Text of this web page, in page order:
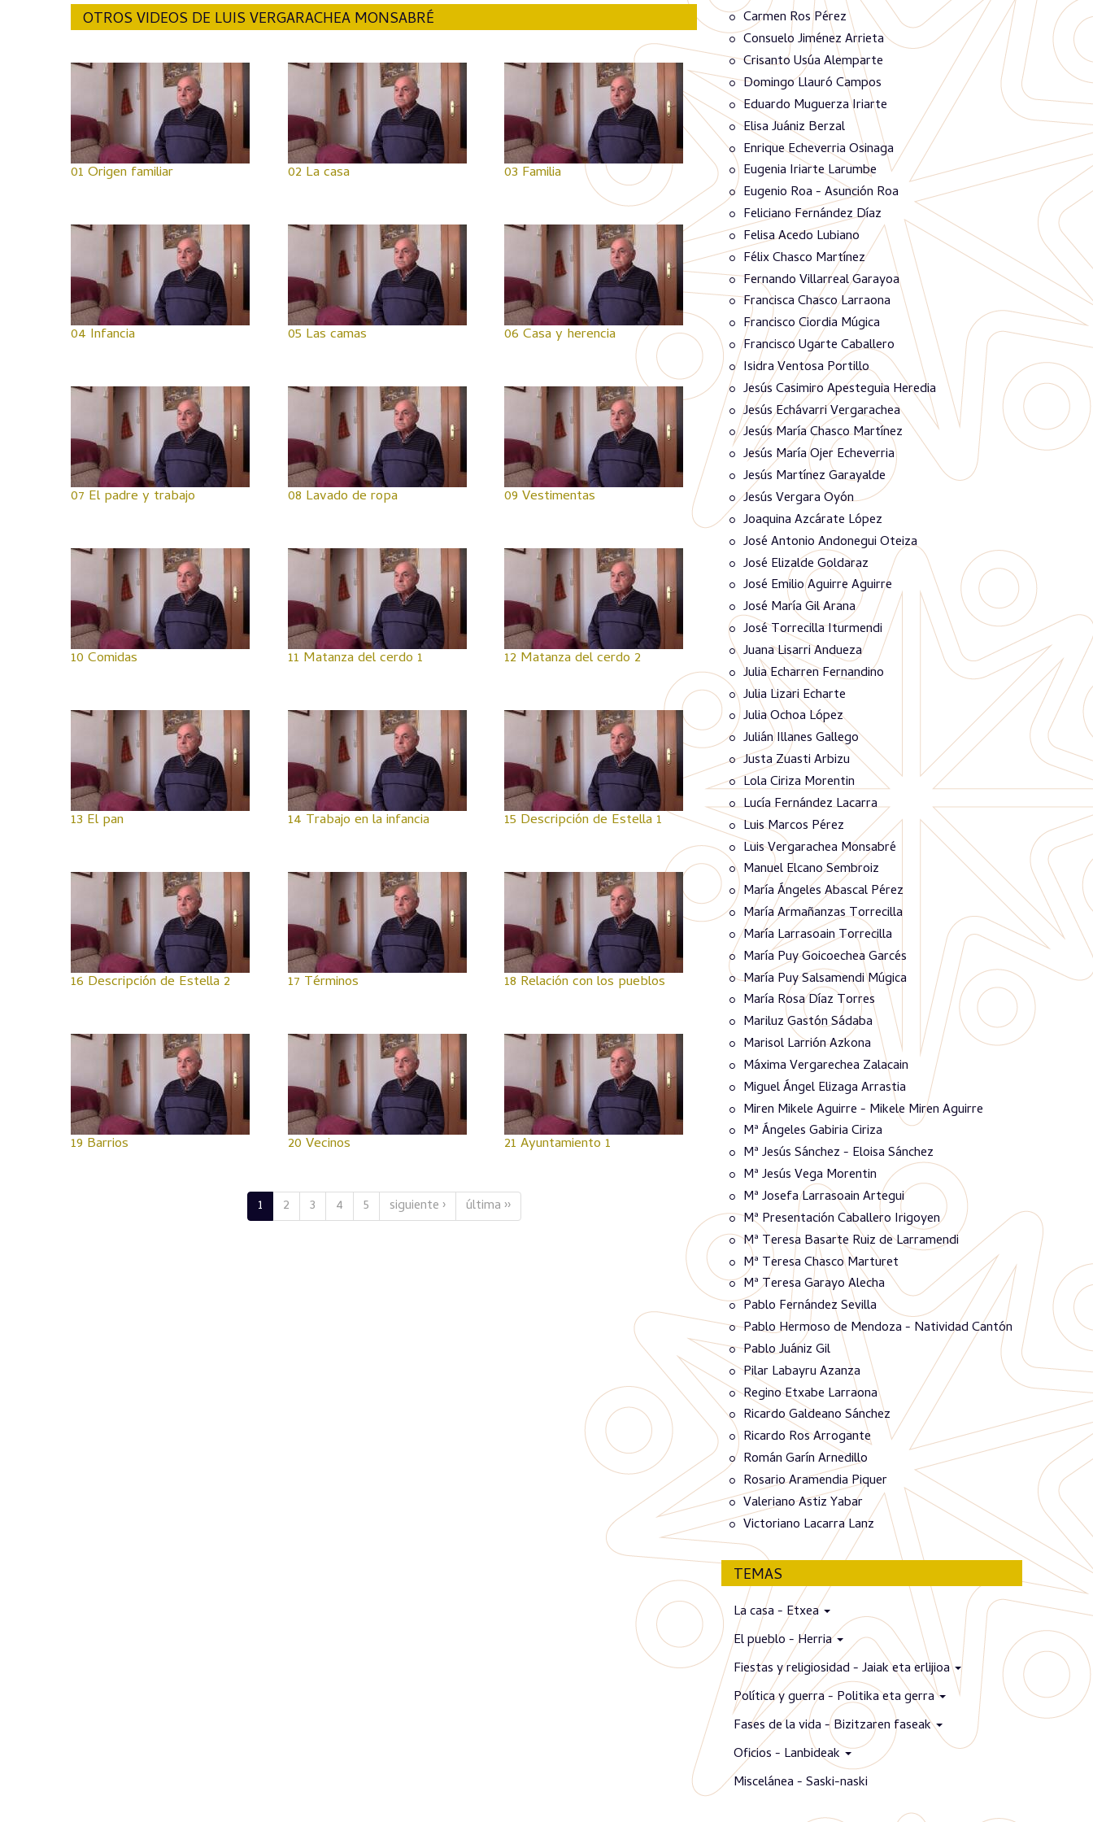
OTROS VIDEOS DE LUIS VERGARACHEA MONSABRÉ
01 Origen familiar 02 La casa 03 Familia
04 Infancia 05 Las camas 06 Casa y herencia
07 El padre y trabajo 08 Lavado de ropa 09 Vestimentas
10 Comidas 11 Matanza del cerdo 1 12 Matanza del cerdo 2
13 El pan 14 Trabajo en la infancia 15 Descripción de Estella 1
16 Descripción de Estella 2 17 Términos 18 Relación con los pueblos
19 Barrios 20 Vecinos 21 Ayuntamiento 1
1 2 3 4 5 siguiente › última ››
Carmen Ros Pérez
Consuelo Jiménez Arrieta
Crisanto Usúa Alemparte
Domingo Llauró Campos
Eduardo Muguerza Iriarte
Elisa Juániz Berzal
Enrique Echeverria Osinaga
Eugenia Iriarte Larumbe
Eugenio Roa - Asunción Roa
Feliciano Fernández Díaz
Felisa Acedo Lubiano
Félix Chasco Martínez
Fernando Villarreal Garayoa
Francisca Chasco Larraona
Francisco Ciordia Múgica
Francisco Ugarte Caballero
Isidra Ventosa Portillo
Jesús Casimiro Apesteguia Heredia
Jesús Echávarri Vergarachea
Jesús María Chasco Martínez
Jesús María Ojer Echeverria
Jesús Martínez Garayalde
Jesús Vergara Oyón
Joaquina Azcárate López
José Antonio Andonegui Oteiza
José Elizalde Goldaraz
José Emilio Aguirre Aguirre
José María Gil Arana
José Torrecilla Iturmendi
Juana Lisarri Andueza
Julia Echarren Fernandino
Julia Lizari Echarte
Julia Ochoa López
Julián Illanes Gallego
Justa Zuasti Arbizu
Lola Ciriza Morentin
Lucía Fernández Lacarra
Luis Marcos Pérez
Luis Vergarachea Monsabré
Manuel Elcano Sembroiz
María Ángeles Abascal Pérez
María Armañanzas Torrecilla
María Larrasoain Torrecilla
María Puy Goicoechea Garcés
María Puy Salsamendi Múgica
María Rosa Díaz Torres
Mariluz Gastón Sádaba
Marisol Larrión Azkona
Máxima Vergarechea Zalacain
Miguel Ángel Elizaga Arrastia
Miren Mikele Aguirre - Mikele Miren Aguirre
Mª Ángeles Gabiria Ciriza
Mª Jesús Sánchez - Eloisa Sánchez
Mª Jesús Vega Morentin
Mª Josefa Larrasoain Artegui
Mª Presentación Caballero Irigoyen
Mª Teresa Basarte Ruiz de Larramendi
Mª Teresa Chasco Marturet
Mª Teresa Garayo Alecha
Pablo Fernández Sevilla
Pablo Hermoso de Mendoza - Natividad Cantón
Pablo Juániz Gil
Pilar Labayru Azanza
Regino Etxabe Larraona
Ricardo Galdeano Sánchez
Ricardo Ros Arrogante
Román Garín Arnedillo
Rosario Aramendia Piquer
Valeriano Astiz Yabar
Victoriano Lacarra Lanz
TEMAS
La casa - Etxea
El pueblo - Herria
Fiestas y religiosidad - Jaiak eta erlijioa
Política y guerra - Politika eta gerra
Fases de la vida - Bizitzaren faseak
Oficios - Lanbideak
Miscelánea - Saski-naski